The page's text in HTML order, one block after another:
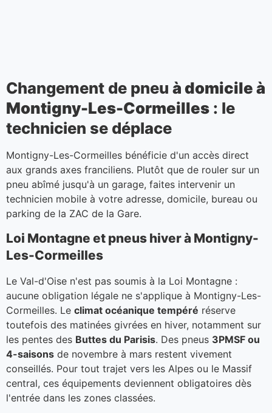
Changement de pneu à domicile à
Montigny-Les-Cormeilles : le
technicien se déplace
Montigny-Les-Cormeilles bénéficie d'un accès direct
aux grands axes franciliens. Plutôt que de rouler sur un
pneu abîmé jusqu'à un garage, faites intervenir un
technicien mobile à votre adresse, domicile, bureau ou
parking de la ZAC de la Gare.
Loi Montagne et pneus hiver à Montigny-
Les-Cormeilles
Le Val-d'Oise n'est pas soumis à la Loi Montagne :
aucune obligation légale ne s'applique à Montigny-Les-
Cormeilles. Le climat océanique tempéré réserve
toutefois des matinées givrées en hiver, notamment sur
les pentes des Buttes du Parisis. Des pneus 3PMSF ou
4-saisons de novembre à mars restent vivement
conseillés. Pour tout trajet vers les Alpes ou le Massif
central, ces équipements deviennent obligatoires dès
l'entrée dans les zones classées.